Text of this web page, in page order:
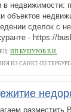
в недвижимости:
объектов
сделок с
- https://
ИП БУШУРОВ В.И.
ИЗ САНКТ-
разместить